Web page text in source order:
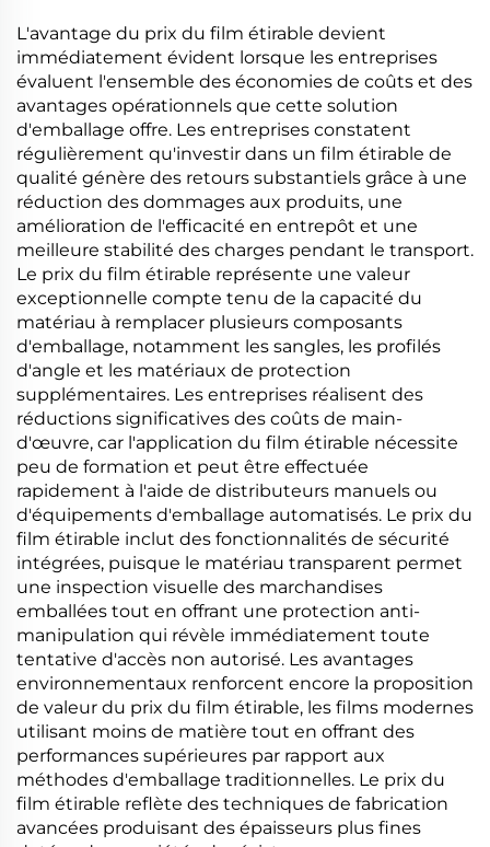
L'avantage du prix du film étirable devient
immédiatement évident lorsque les entreprises
évaluent l'ensemble des économies de coûts et des
avantages opérationnels que cette solution
d'emballage offre. Les entreprises constatent
régulièrement qu'investir dans un film étirable de
qualité génère des retours substantiels grâce à une
réduction des dommages aux produits, une
amélioration de l'efficacité en entrepôt et une
meilleure stabilité des charges pendant le transport.
Le prix du film étirable représente une valeur
exceptionnelle compte tenu de la capacité du
matériau à remplacer plusieurs composants
d'emballage, notamment les sangles, les profilés
d'angle et les matériaux de protection
supplémentaires. Les entreprises réalisent des
réductions significatives des coûts de main-
d'œuvre, car l'application du film étirable nécessite
peu de formation et peut être effectuée
rapidement à l'aide de distributeurs manuels ou
d'équipements d'emballage automatisés. Le prix du
film étirable inclut des fonctionnalités de sécurité
intégrées, puisque le matériau transparent permet
une inspection visuelle des marchandises
emballées tout en offrant une protection anti-
manipulation qui révèle immédiatement toute
tentative d'accès non autorisé. Les avantages
environnementaux renforcent encore la proposition
de valeur du prix du film étirable, les films modernes
utilisant moins de matière tout en offrant des
performances supérieures par rapport aux
méthodes d'emballage traditionnelles. Le prix du
film étirable reflète des techniques de fabrication
avancées produisant des épaisseurs plus fines